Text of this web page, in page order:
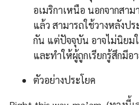
อเมริกาเหนือ นอกจากสา
แล้ว สามารถใช้วางหลังป
กัน แต่ปัจจุบัน อาจไม่นิยม
และทำให้ผู้ถูกเรียกรู้สึกมีอ
ตัวอย่างประโยค